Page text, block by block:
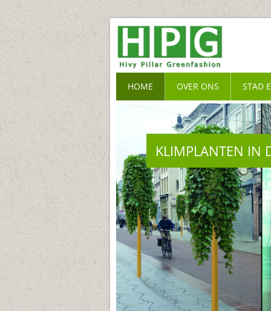
KLIMPLANTEN IN
HOME OVER ONS STAD